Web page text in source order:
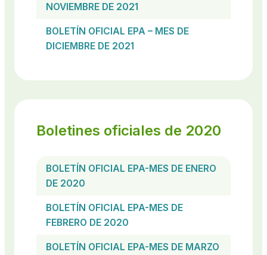
NOVIEMBRE DE 2021
BOLETÍN OFICIAL EPA – MES DE
DICIEMBRE DE 2021
Boletines oficiales de 2020
BOLETÍN OFICIAL EPA-MES DE ENERO
DE 2020
BOLETÍN OFICIAL EPA-MES DE
FEBRERO DE 2020
BOLETÍN OFICIAL EPA-MES DE MARZO